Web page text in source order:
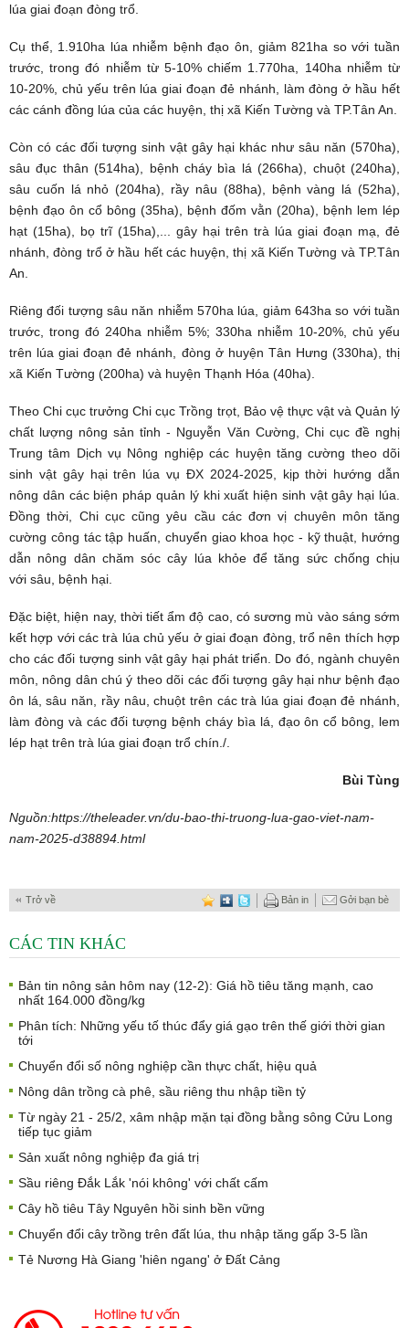
lúa giai đoạn đòng trổ.
Cụ thể, 1.910ha lúa nhiễm bệnh đạo ôn, giảm 821ha so với tuần
trước, trong đó nhiễm từ 5-10% chiếm 1.770ha, 140ha nhiễm từ
10-20%, chủ yếu trên lúa giai đoạn đẻ nhánh, làm đòng ở hầu hết
các cánh đồng lúa của các huyện, thị xã Kiến Tường và TP.Tân An.
Còn có các đối tượng sinh vật gây hại khác như sâu năn (570ha),
sâu đục thân (514ha), bệnh cháy bìa lá (266ha), chuột (240ha),
sâu cuốn lá nhỏ (204ha), rầy nâu (88ha), bệnh vàng lá (52ha),
bệnh đạo ôn cổ bông (35ha), bệnh đốm vằn (20ha), bệnh lem lép
hạt (15ha), bọ trĩ (15ha),... gây hại trên trà lúa giai đoạn mạ, đẻ
nhánh, đòng trổ ở hầu hết các huyện, thị xã Kiến Tường và TP.Tân
An.
Riêng đối tượng sâu năn nhiễm 570ha lúa, giảm 643ha so với tuần
trước, trong đó 240ha nhiễm 5%; 330ha nhiễm 10-20%, chủ yếu
trên lúa giai đoạn đẻ nhánh, đòng ở huyện Tân Hưng (330ha), thị
xã Kiến Tường (200ha) và huyện Thạnh Hóa (40ha).
Theo Chi cục trưởng Chi cục Trồng trọt, Bảo vệ thực vật và Quản lý
chất lượng nông sản tỉnh - Nguyễn Văn Cường, Chi cục đề nghị
Trung tâm Dịch vụ Nông nghiệp các huyện tăng cường theo dõi
sinh vật gây hại trên lúa vụ ĐX 2024-2025, kịp thời hướng dẫn
nông dân các biện pháp quản lý khi xuất hiện sinh vật gây hại lúa.
Đồng thời, Chi cục cũng yêu cầu các đơn vị chuyên môn tăng
cường công tác tập huấn, chuyển giao khoa học - kỹ thuật, hướng
dẫn nông dân chăm sóc cây lúa khỏe để tăng sức chống chịu
với sâu, bệnh hại
Đặc biệt, hiện nay, thời tiết ẩm độ cao, có sương mù vào sáng sớm
kết hợp với các trà lúa chủ yếu ở giai đoạn đòng, trổ nên thích hợp
cho các đối tượng sinh vật gây hại phát triển. Do đó, ngành chuyên
môn, nông dân chú ý theo dõi các đối tượng gây hại như bệnh đạo
ôn lá, sâu năn, rầy nâu, chuột trên các trà lúa giai đoạn đẻ nhánh,
làm đòng và các đối tượng bệnh cháy bìa lá, đạo ôn cổ bông, lem
lép hạt trên trà lúa giai đoạn trổ chín./.
Bùi Tùng
Nguồn:https://theleader.vn/du-bao-thi-truong-lua-gao-viet-nam-
nam-2025-d38894.html
Trở về Gởi bạn bè
Bản in
CÁC TIN KHÁC
Bản tin nông sản hôm nay (12-2): Giá hồ tiêu tăng mạnh, cao
nhất 164.000 đồng/kg
Phân tích: Những yếu tố thúc đẩy giá gạo trên thế giới thời gian
tới
Chuyển đổi số nông nghiệp cần thực chất, hiệu quả
Nông dân trồng cà phê, sầu riêng thu nhập tiền tỷ
Từ ngày 21 - 25/2, xâm nhập mặn tại đồng bằng sông Cửu Long
tiếp tục giảm
Sản xuất nông nghiệp đa giá trị
Sầu riêng Đắk Lắk 'nói không' với chất cấm
Cây hồ tiêu Tây Nguyên hồi sinh bền vững
Chuyển đổi cây trồng trên đất lúa, thu nhập tăng gấp 3-5 lần
Tẻ Nương Hà Giang 'hiên ngang' ở Đất Cảng